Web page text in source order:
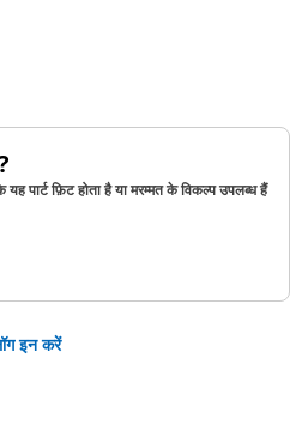
पार्ट फ़िट होता है या मरम्मत के विकल्प उपलब्ध हैं
इन करें